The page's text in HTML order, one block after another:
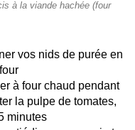
à la viande hachée (four
vos nids de purée en
à four chaud pendant
la pulpe de tomates,
minutes